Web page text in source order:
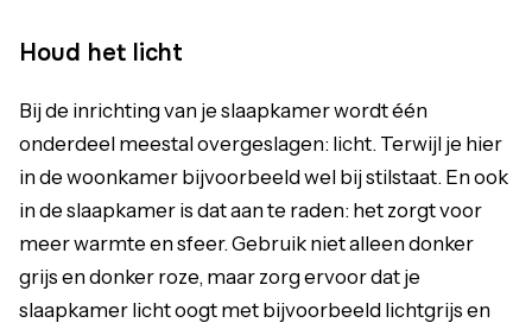
Houd het licht
Bij de inrichting van je slaapkamer wordt één
onderdeel meestal overgeslagen: licht. Terwijl je hier
in de woonkamer bijvoorbeeld wel bij stilstaat. En ook
in de slaapkamer is dat aan te raden: het zorgt voor
meer warmte en sfeer. Gebruik niet alleen donker
grijs en donker roze, maar zorg ervoor dat je
slaapkamer licht oogt met bijvoorbeeld lichtgrijs en